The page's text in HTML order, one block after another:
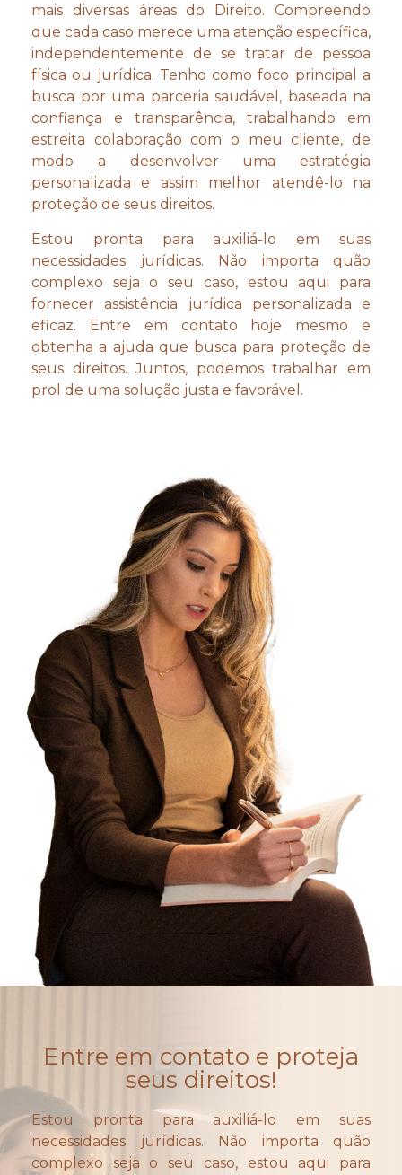
mais diversas áreas do Direito. Compreendo
que cada caso merece uma atenção específica,
independentemente de se tratar de pessoa
física ou jurídica. Tenho como foco principal a
busca por uma parceria saudável, baseada na
confiança e transparência, trabalhando em
estreita colaboração com o meu cliente, de
modo a desenvolver uma estratégia
personalizada e assim melhor atendê-lo na
proteção de seus direitos.
Estou pronta para auxiliá-lo em suas
necessidades jurídicas. Não importa quão
complexo seja o seu caso, estou aqui para
fornecer assistência jurídica personalizada e
eficaz. Entre em contato hoje mesmo e
obtenha a ajuda que busca para proteção de
seus direitos. Juntos, podemos trabalhar em
prol de uma solução justa e favorável.
Entre em contato e proteja
seus direitos!
Estou pronta para auxiliá-lo em suas
necessidades jurídicas. Não importa quão
complexo seja o seu caso, estou aqui para